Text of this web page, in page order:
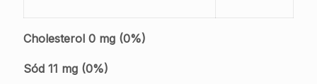
Cholesterol 0 mg (0%)
Sód 11 mg (0%)